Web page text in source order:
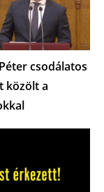
csodálatos
közölt a